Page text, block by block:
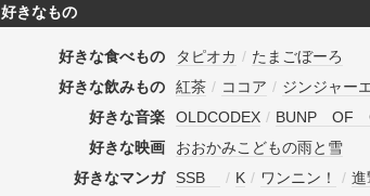
好きなもの
好きな食べもの タピオカ / たまごぼーろ
好きな飲みもの
紅茶 / ココア / ジンジャー
好きな音楽
OLDCODEX / BUNP OF
好きな映画
おおかみこどもの雨と雪
好きなマンガ
SSB / K / ワンニン！ / 進